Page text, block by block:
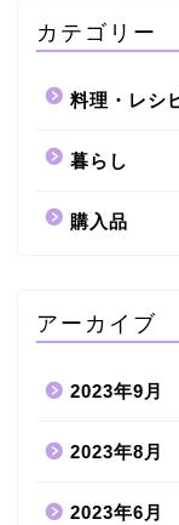
カテゴリー
料理・レシ
暮らし
購入品
アーカイブ
2023年9月
2023年8月
2023年6月